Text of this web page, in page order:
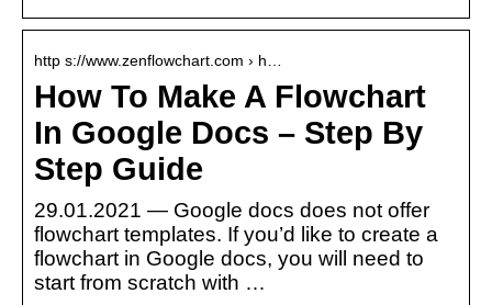
http s://www.zenflowchart.com › h…
How To Make A Flowchart
In Google Docs – Step By
Step Guide
29.01.2021 — Google docs does not offer
flowchart templates. If you’d like to create a
flowchart in Google docs, you will need to
start from scratch with …